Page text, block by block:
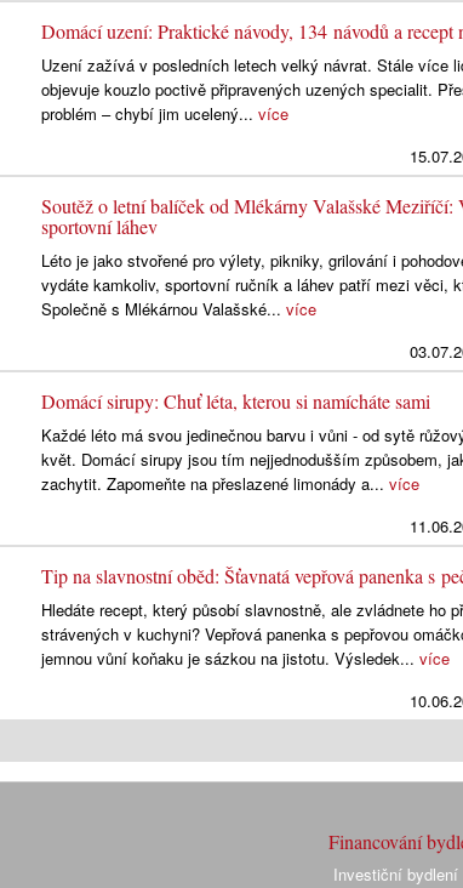
Domácí uzení: Praktické návody, 134 návodů a recept
Uzení zažívá v posledních letech velký návrat. Stále více
objevuje kouzlo poctivě připravených uzených specialit.
problém – chybí jim ucelený...více
Soutěž o letní balíček od Mlékárny Valašské
sportovní láhev
Léto je jako stvořené pro výlety, pikniky, grilování i
vydáte kamkoliv, sportovní ručník a láhev patří mezi věci,
Společně s Mlékárnou Valašské...více
Domácí sirupy: Chuť léta, kterou si namícháte sami
Každé léto má svou jedinečnou barvu i vůni - od sytě
květ. Domácí sirupy jsou tím nejjednodušším způsobem,
zachytit. Zapomeňte na přeslazené limonády a...více
Tip na slavnostní oběd: Šťavnatá vepřová panenka s
Hledáte recept, který působí slavnostně, ale zvládnete ho
strávených v kuchyni? Vepřová panenka s pepřovou
jemnou vůní koňaku je sázkou na jistotu. Výsledek...více
Financování
Investiční bydlení